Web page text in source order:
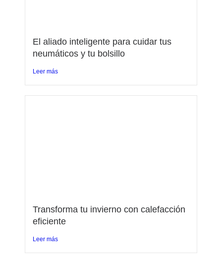
El aliado inteligente para cuidar tus
neumáticos y tu bolsillo
Leer más
Transforma tu invierno con calefacción
eficiente
Leer más